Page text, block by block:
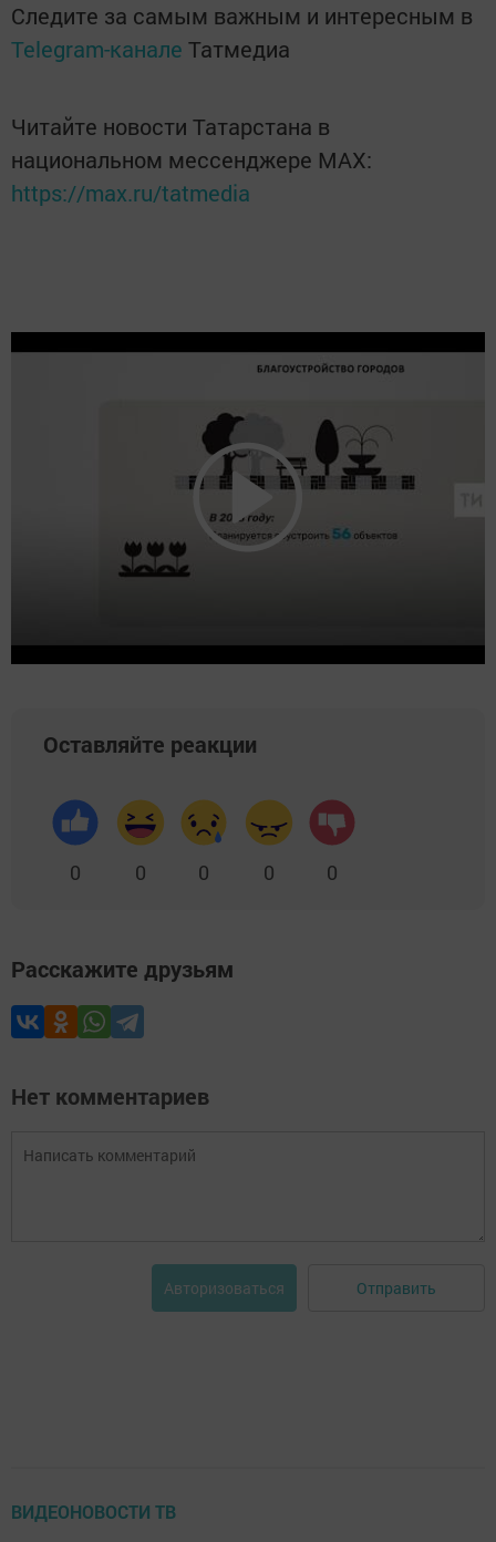
Следите за самым важным и интересным в
Telegram-канале Татмедиа
Читайте новости Татарстана в
национальном мессенджере MАХ:
https://max.ru/tatmedia
Оставляйте реакции
0 0 0 0 0
Расскажите друзьям
Нет комментариев
Авторизоваться Отправить
ВИДЕОНОВОСТИ ТВ